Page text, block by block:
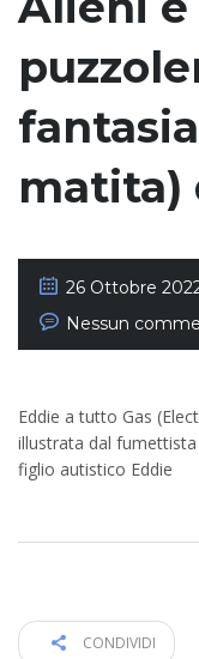
matita)
26 Ottobre
Nessun
Eddie a tutto Gas
illustrata dal
figlio autistico Eddie
CONDIVIDI